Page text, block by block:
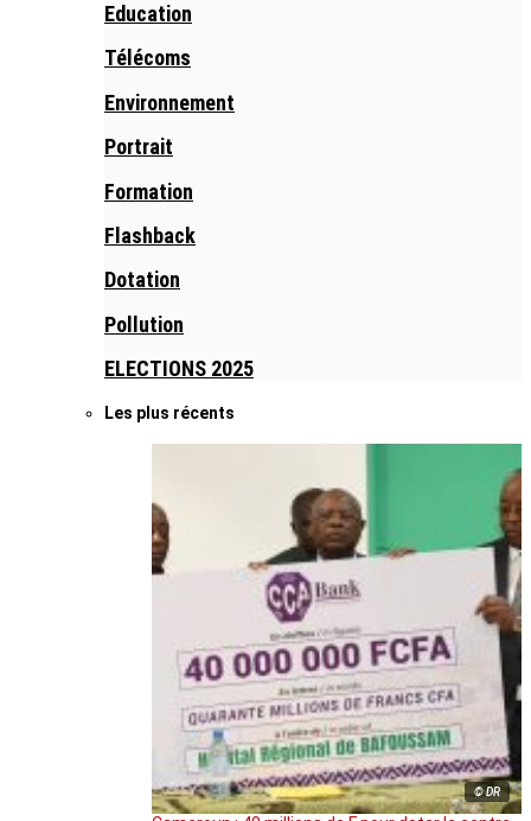
Education
Télécoms
Environnement
Portrait
Formation
Flashback
Dotation
Pollution
ELECTIONS 2025
Les plus récents
© DR